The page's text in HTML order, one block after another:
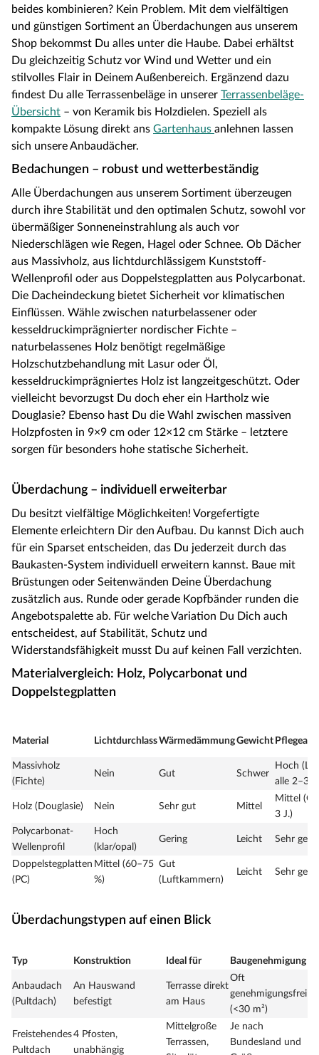
beides kombinieren? Kein Problem. Mit dem vielfältigen
und günstigen Sortiment an Überdachungen aus unserem
Shop bekommst Du alles unter die Haube. Dabei erhältst
Du gleichzeitig Schutz vor Wind und Wetter und ein
stilvolles Flair in Deinem Außenbereich. Ergänzend dazu
findest Du alle Terrassenbeläge in unserer Terrassenbeläge-
Übersicht – von Keramik bis Holzdielen. Speziell als
kompakte Lösung direkt ans Gartenhaus anlehnen lassen
sich unsere Anbaudächer.
Bedachungen – robust und wetterbeständig
Alle Überdachungen aus unserem Sortiment überzeugen
durch ihre Stabilität und den optimalen Schutz, sowohl vor
übermäßiger Sonneneinstrahlung als auch vor
Niederschlägen wie Regen, Hagel oder Schnee. Ob Dächer
aus Massivholz, aus lichtdurchlässigem Kunststoff-
Wellenprofil oder aus Doppelstegplatten aus Polycarbonat.
Die Dacheindeckung bietet Sicherheit vor klimatischen
Einflüssen. Wähle zwischen naturbelassener oder
kesseldruckimprägnierter nordischer Fichte –
naturbelassenes Holz benötigt regelmäßige
Holzschutzbehandlung mit Lasur oder Öl,
kesseldruckimprägniertes Holz ist langzeitgeschützt. Oder
vielleicht bevorzugst Du doch eher ein Hartholz wie
Douglasie? Ebenso hast Du die Wahl zwischen massiven
Holzpfosten in 9×9 cm oder 12×12 cm Stärke – letztere
sorgen für besonders hohe statische Sicherheit.
Überdachung – individuell erweiterbar
Du besitzt vielfältige Möglichkeiten! Vorgefertigte
Elemente erleichtern Dir den Aufbau. Du kannst Dich auch
für ein Sparset entscheiden, das Du jederzeit durch das
Baukasten-System individuell erweitern kannst. Baue mit
Brüstungen oder Seitenwänden Deine Überdachung
zusätzlich aus. Runde oder gerade Kopfbänder runden die
Angebotspalette ab. Für welche Variation Du Dich auch
entscheidest, auf Stabilität, Schutz und
Widerstandsfähigkeit musst Du auf keinen Fall verzichten.
Materialvergleich: Holz, Polycarbonat und
Doppelstegplatten
Material LichtdurchlassWärmedämmungGewicht
Massivholz
(Fichte)
Nein Gut Schwer
Hoch
alle 2–3
Holz (Douglasie) Nein Sehr gut Mittel
Mittel (Öl
3 J.)
Polycarbonat-
Wellenprofil
Hoch
(klar/opal)
Gering Leicht Sehr
Doppelstegplatten
(PC)
Mittel (60–75
%)
Gut
(Luftkammern)
Leicht Sehr
Überdachungstypen auf einen Blick
Typ Konstruktion Ideal für Baugenehmigung
Anbaudach
(Pultdach)
An Hauswand
befestigt
Terrasse direkt
am Haus
Oft
genehmigungsfrei
(<30 m²)
Freistehendes
Pultdach
4 Pfosten,
unabhängig
Mittelgroße
Terrassen,
Je nach
Bundesland und